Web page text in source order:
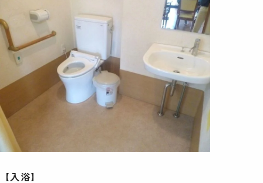
【入浴】